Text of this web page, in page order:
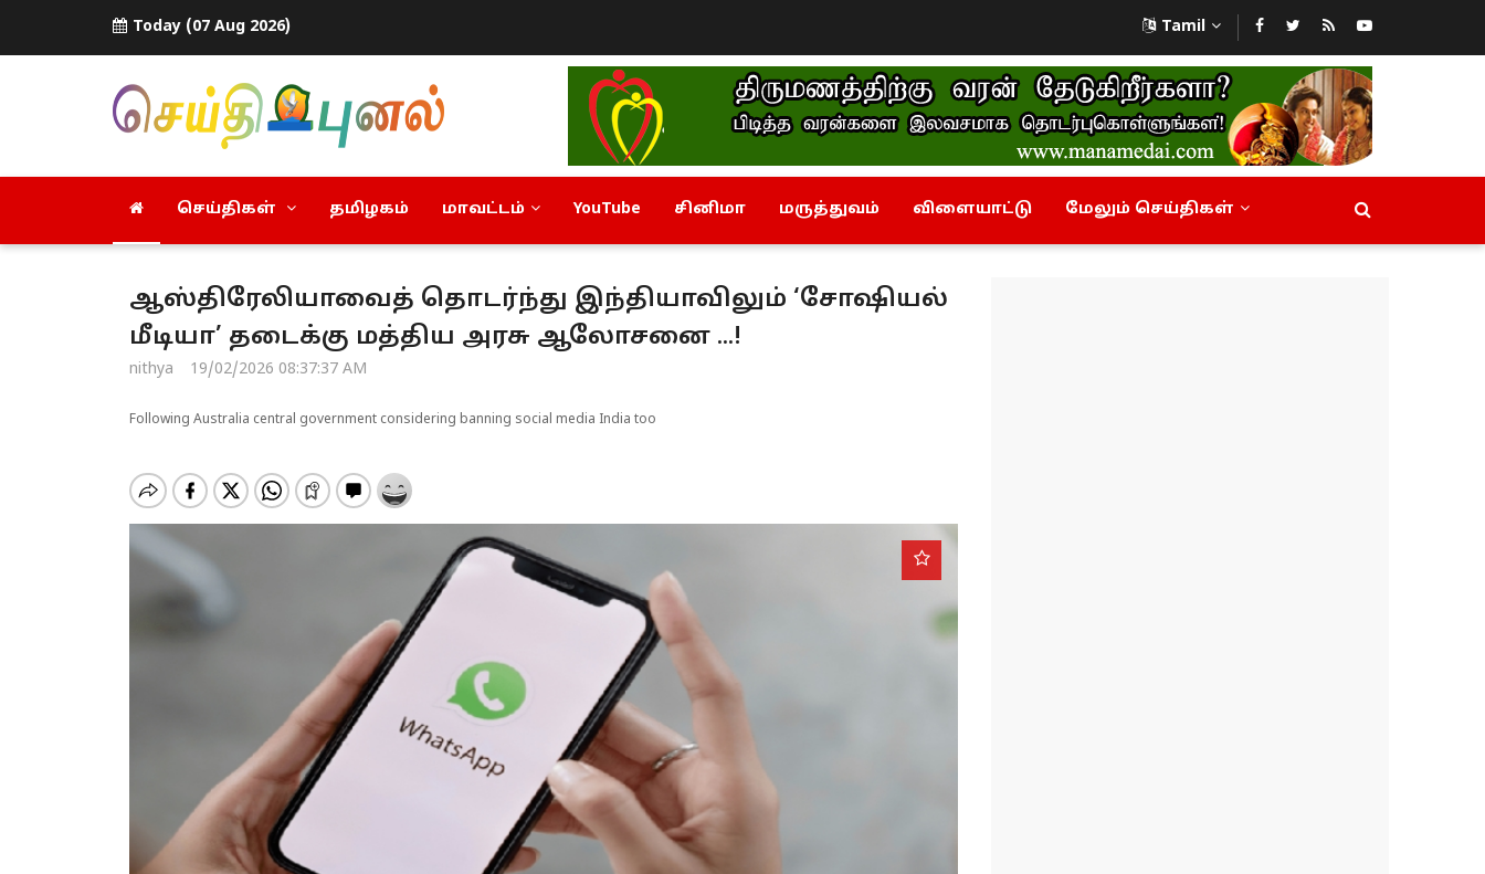
Today (07 Aug 2026) Tamil
செய்திகள் தமிழகம் மாவட்டம் YouTube சினிமா மருத்துவம் விளையாட்டு மேலும் செய்திகள்
ஆஸ்திரேலியாவைத் தொடர்ந்து இந்தியாவிலும் ‘சோஷியல்
மீடியா’ தடைக்கு மத்திய அரசு ஆலோசனை ...!
nithya 19/02/2026 08:37:37 AM
Following Australia central government considering banning social media India too